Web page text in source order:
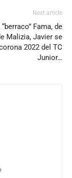
Next article
Fama, de
Malizia, Javier se
2022 del TC
Junior…